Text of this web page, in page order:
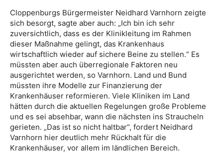
Cloppenburgs Bürgermeister Neidhard Varnhorn zeigte
sich besorgt, sagte aber auch: „Ich bin ich sehr
zuversichtlich, dass es der Klinikleitung im Rahmen
dieser Maßnahme gelingt, das Krankenhaus
wirtschaftlich wieder auf sichere Beine zu stellen.“ Es
müssten aber auch überregionale Faktoren neu
ausgerichtet werden, so Varnhorn. Land und Bund
müssten ihre Modelle zur Finanzierung der
Krankenhäuser reformieren. Viele Kliniken im Land
hätten durch die aktuellen Regelungen große Probleme
und es sei absehbar, wann die nächsten ins Straucheln
gerieten. „Das ist so nicht haltbar“, fordert Neidhard
Varnhorn hier deutlich mehr Rückhalt für die
Krankenhäuser, vor allem im ländlichen Bereich.